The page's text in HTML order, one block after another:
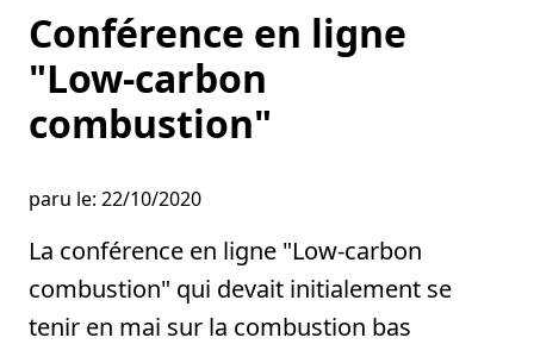
Conférence en ligne
"Low-carbon
combustion"
paru le: 22/10/2020
La conférence en ligne "Low-carbon
combustion" qui devait initialement se
tenir en mai sur la combustion bas